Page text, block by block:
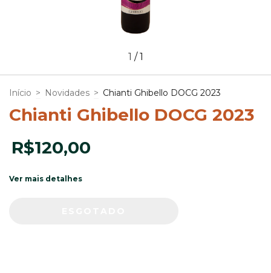
1 /1
Início > Novidades > Chianti Ghibello DOCG 2023
Chianti Ghibello DOCG 2023
R$120,00
Ver mais detalhes